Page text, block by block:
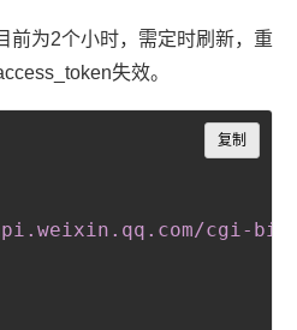
前为2个小时，需定时刷新，重
失效。
.weixin .qq .com/cgi-bin/
复制
Copy